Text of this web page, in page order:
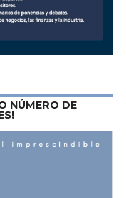
NÚMERO DE